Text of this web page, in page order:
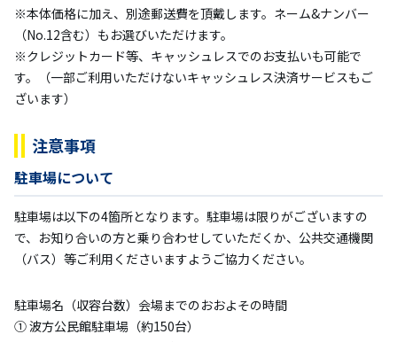
※本体価格に加え、別途郵送費を頂戴します。ネーム&ナンバー
（No.12含む）もお選びいただけます。
※クレジットカード等、キャッシュレスでのお支払いも可能で
す。（一部ご利用いただけないキャッシュレス決済サービスもご
ざいます）
注意事項
駐車場について
駐車場は以下の4箇所となります。駐車場は限りがございますの
で、お知り合いの方と乗り合わせしていただくか、公共交通機関
（バス）等ご利用くださいますようご協力ください。
駐車場名（収容台数）会場までのおおよその時間
① 波方公民館駐車場（約150台）